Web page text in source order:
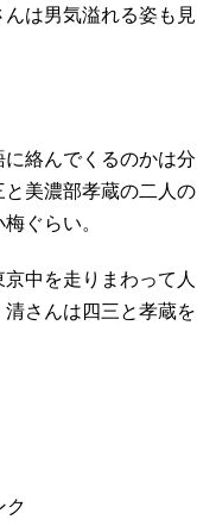
は男気溢れる姿も見
絡んでくるのかは分
美濃部孝蔵の二人の
ぐらい。
中を走りまわって人
さんは四三と孝蔵を
ク